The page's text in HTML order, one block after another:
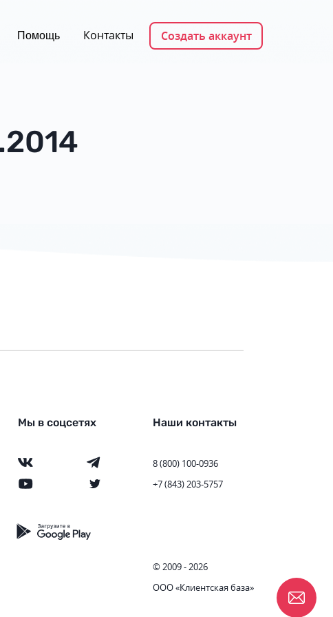
Помощь Контакты Создать аккаунт
Мы в соцсетях Наши контакты
8 (800) 100-0936
+7 (843) 203-5757
© 2009 - 2026
ООО «Клиентская база»